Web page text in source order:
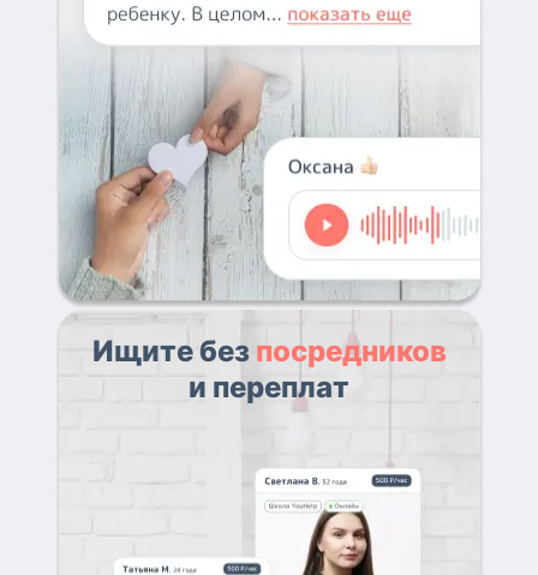
Ищите без посредников
и переплат